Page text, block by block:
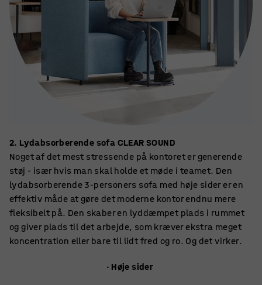
2. Lydabsorberende sofa CLEAR SOUND
Noget af det mest stressende på kontoret er generende
støj - især hvis man skal holde et møde i teamet. Den
lydabsorberende 3-personers sofa med høje sider er en
effektiv måde at gøre det moderne kontor endnu mere
fleksibelt på. Den skaber en lyddæmpet plads i rummet
og giver plads til det arbejde, som kræver ekstra meget
koncentration eller bare til lidt fred og ro. Og det virker.
· Høje sider